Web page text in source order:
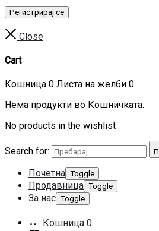
Регистрирај се
Close
Cart
Кошница 0 Листа на желби 0
Нема продукти во Кошничката.
No products in the wishlist
Search for:
Почетна Toggle
Продавница Toggle
За нас Toggle
Кошница 0